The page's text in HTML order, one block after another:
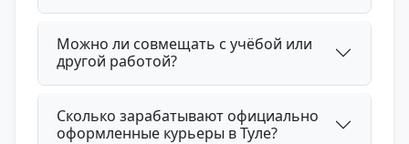
Можно ли совмещать с учёбой или
другой работой?
Сколько зарабатывают официально
оформленные курьеры в Туле?